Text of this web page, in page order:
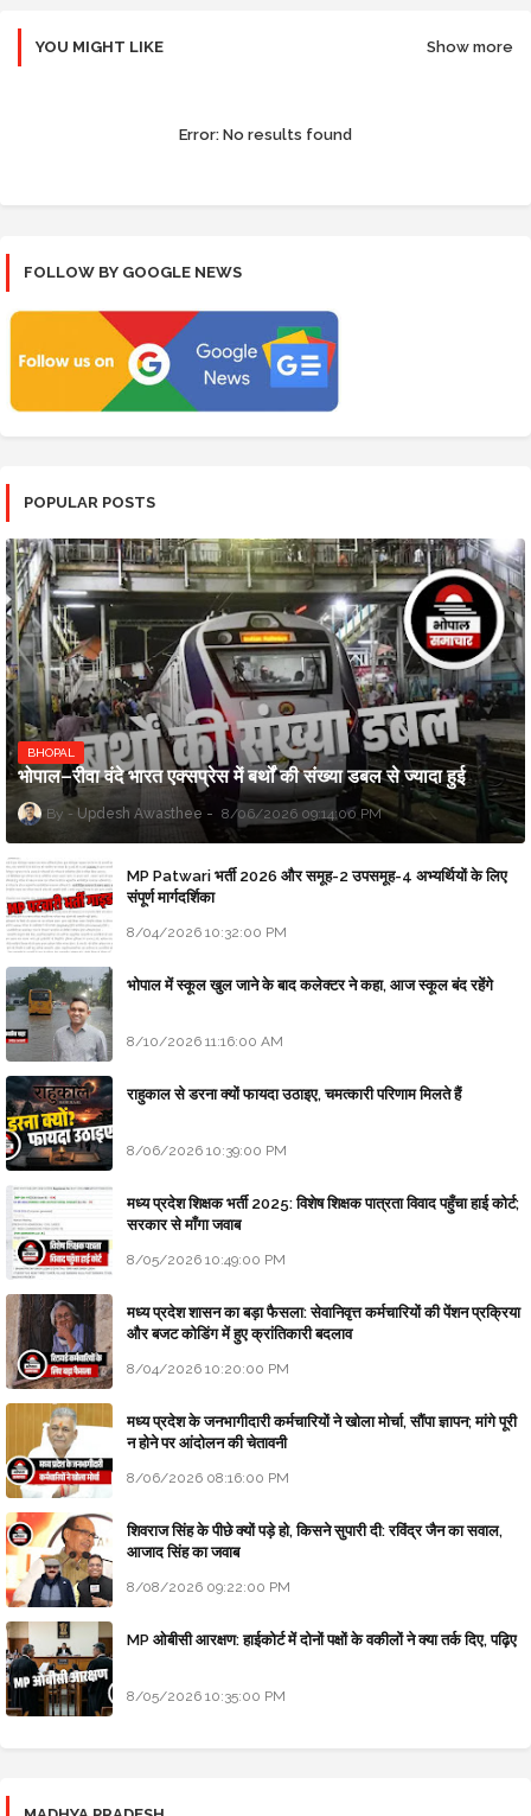
YOU MIGHT LIKE Show more
Error: No results found
FOLLOW BY GOOGLE NEWS
POPULAR POSTS
BHOPAL
भोपाल–रीवा वंदे भारत एक्सप्रेस में बर्थों की संख्या डबल से ज्यादा हुई
Updesh Awasthee 8/06/2026 09:14:00 PM
MP Patwari भर्ती 2026 और समूह-2 उपसमूह-4 अभ्यर्थियों के लिए
संपूर्ण मार्गदर्शिका
8/04/2026 10:32:00 PM
भोपाल में स्कूल खुल जाने के बाद कलेक्टर ने कहा, आज स्कूल बंद रहेंगे
8/10/2026 11:16:00 AM
राहुकाल से डरना क्यों फायदा उठाइए, चमत्कारी परिणाम मिलते हैं
8/06/2026 10:39:00 PM
मध्य प्रदेश शिक्षक भर्ती 2025: विशेष शिक्षक पात्रता विवाद पहुँचा हाई कोर्ट;
सरकार से माँगा जवाब
8/05/2026 10:49:00 PM
मध्य प्रदेश शासन का बड़ा फैसला: सेवानिवृत्त कर्मचारियों की पेंशन प्रक्रिया
और बजट कोडिंग में हुए क्रांतिकारी बदलाव
8/04/2026 10:20:00 PM
मध्य प्रदेश के जनभागीदारी कर्मचारियों ने खोला मोर्चा, सौंपा ज्ञापन; मांगे पूरी
न होने पर आंदोलन की चेतावनी
8/06/2026 08:16:00 PM
शिवराज सिंह के पीछे क्यों पड़े हो, किसने सुपारी दी: रविंद्र जैन का सवाल,
आजाद सिंह का जवाब
8/08/2026 09:22:00 PM
MP ओबीसी आरक्षण: हाईकोर्ट में दोनों पक्षों के वकीलों ने क्या तर्क दिए, पढ़िए
8/05/2026 10:35:00 PM